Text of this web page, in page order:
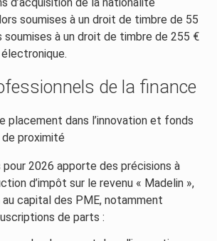
soumises à un droit de timbre de 55
soumises à un droit de timbre de 255 €
de la finance
placement dans l’innovation et fonds
proximité
pour 2026 apporte des précisions à
d’impôt sur le revenu « Madelin »,
capital des PME, notamment
de parts :